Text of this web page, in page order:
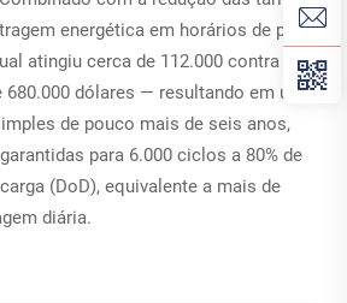
energética em horários de pico,
atingiu cerca de 112.000 contra um
dólares — resultando em um
de pouco mais de seis anos,
para 6.000 ciclos a 80% de
(DoD), equivalente a mais de
diária.